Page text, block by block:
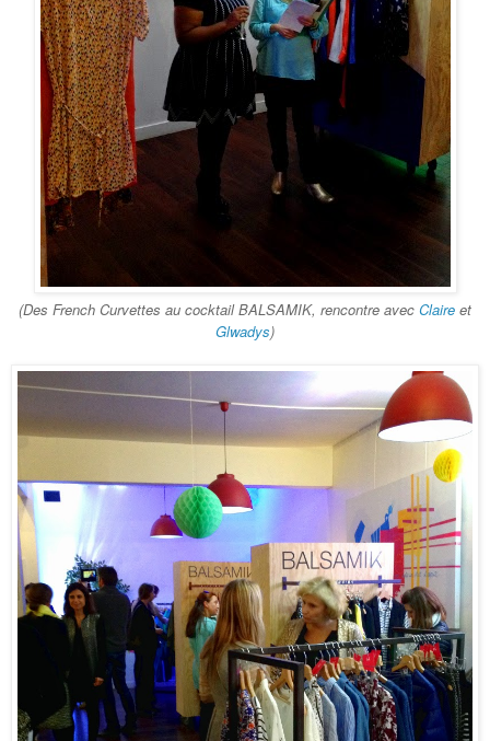
(Des French Curvettes au cocktail BALSAMIK, rencontre avec Claire et
Glwadys)